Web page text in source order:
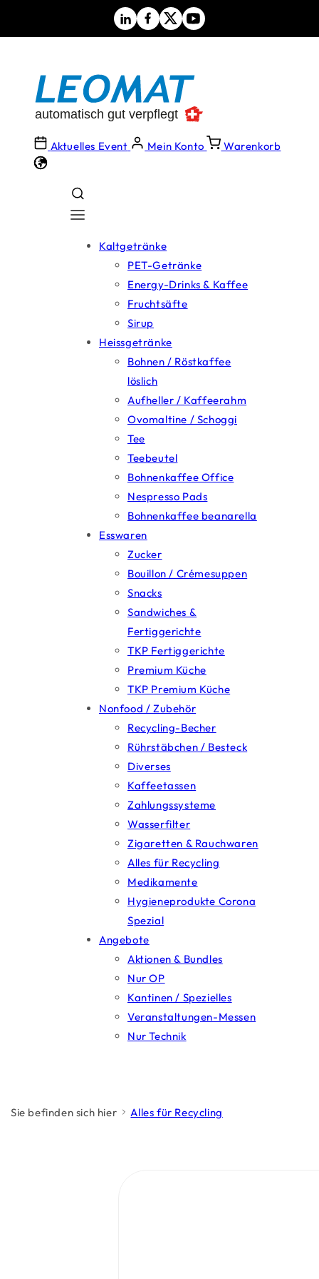
Aktuelles Event Mein Konto Warenkorb
Kaltgetränke
PET-Getränke
Energy-Drinks & Kaffee
Fruchtsäfte
Sirup
Heissgetränke
Bohnen / Röstkaffee
löslich
Aufheller / Kaffeerahm
Ovomaltine / Schoggi
Tee
Teebeutel
Bohnenkaffee Office
Nespresso Pads
Bohnenkaffee beanarella
Esswaren
Zucker
Bouillon / Crémesuppen
Snacks
Sandwiches &
Fertiggerichte
TKP Fertiggerichte
Premium Küche
TKP Premium Küche
Nonfood / Zubehör
Recycling-Becher
Rührstäbchen / Besteck
Diverses
Kaffeetassen
Zahlungssysteme
Wasserfilter
Zigaretten & Rauchwaren
Alles für Recycling
Medikamente
Hygieneprodukte Corona
Spezial
Angebote
Aktionen & Bundles
Nur OP
Kantinen / Spezielles
Veranstaltungen-Messen
Nur Technik
Sie befinden sich hier Alles für Recycling